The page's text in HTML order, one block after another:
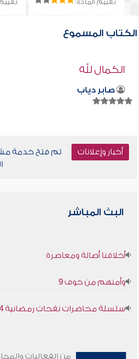
تقييم المادة:
الكتاب المسموع
الكمال لله
صابر دياب
أخبار وإعلانات
تم فتح خدمة
البث المباشر
أخلاقنا أصالة ومعاصرة
وأمنهم من خوف 9
سلسلة محاضرات نفحات رمضانية 1444هـ
من الفعاليات